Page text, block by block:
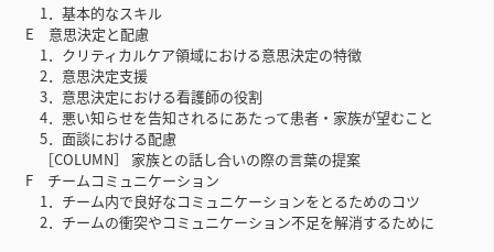
1．基本的なスキル
E 意思決定と配慮
1．クリティカルケア領域における意思決定の特徴
2．意思決定支援
3．意思決定における看護師の役割
4．悪い知らせを告知されるにあたって患者・家族が望むこと
5．面談における配慮
［COLUMN］ 家族との話し合いの際の言葉の提案
F チームコミュニケーション
1．チーム内で良好なコミュニケーションをとるためのコツ
2．チームの衝突やコミュニケーション不足を解消するために